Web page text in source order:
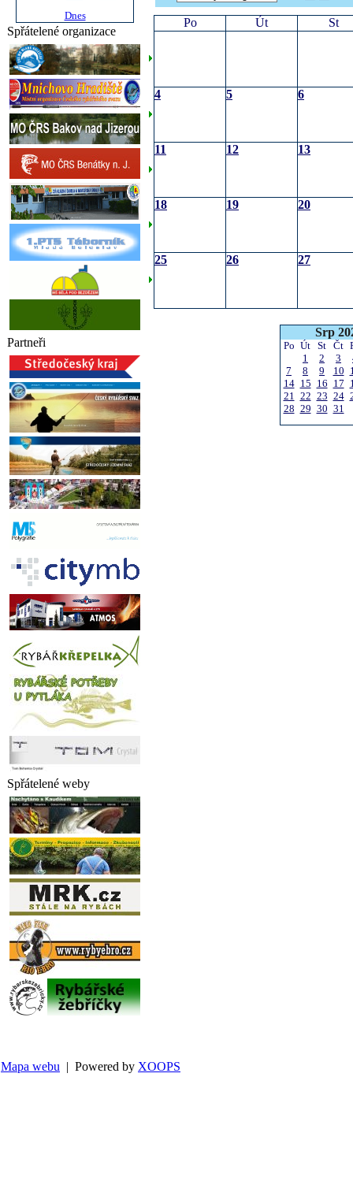
Dnes
Spřátelené organizace
Partneři
Spřátelené weby
Po Út St
4 5 6
11 12 13
18 19 20
25 26 27
Srp
Po Út St Čt
1
2 3
7
8 9 10
14 15 16 17
21 22 23 24
28 29 30 31
Mapa webu | Powered by XOOPS